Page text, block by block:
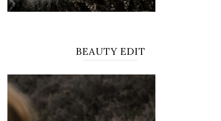
BEAUTY EDIT